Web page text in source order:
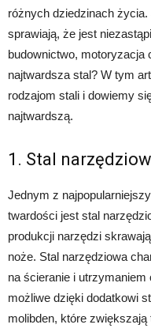
różnych dziedzinach
sprawiają, że jest
budownictwo, motoryzacja
najtwardsza stal? W tym
rodzajom stali i dowiemy
najtwardszą.
1. Stal
Jednym z
twardości jest stal
produkcji narzędzi
noże. Stal narzędziowa
na ścieranie i
możliwe dzięki dodatkowi
molibden, które zwiększają